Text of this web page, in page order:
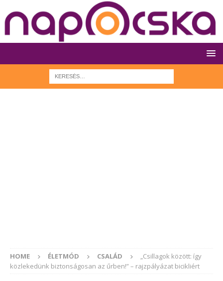
HOME ÉLETMÓD CSALÁD
„Csillagok között: így
közlekedünk biztonságosan az űrben!” – rajzpályázat bicikliért